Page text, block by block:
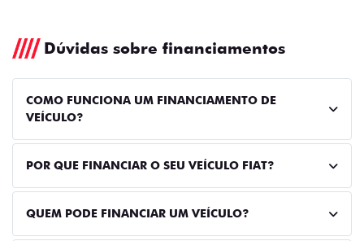
Dúvidas sobre financiamentos
COMO FUNCIONA UM FINANCIAMENTO DE
VEÍCULO?
POR QUE FINANCIAR O SEU VEÍCULO FIAT?
QUEM PODE FINANCIAR UM VEÍCULO?